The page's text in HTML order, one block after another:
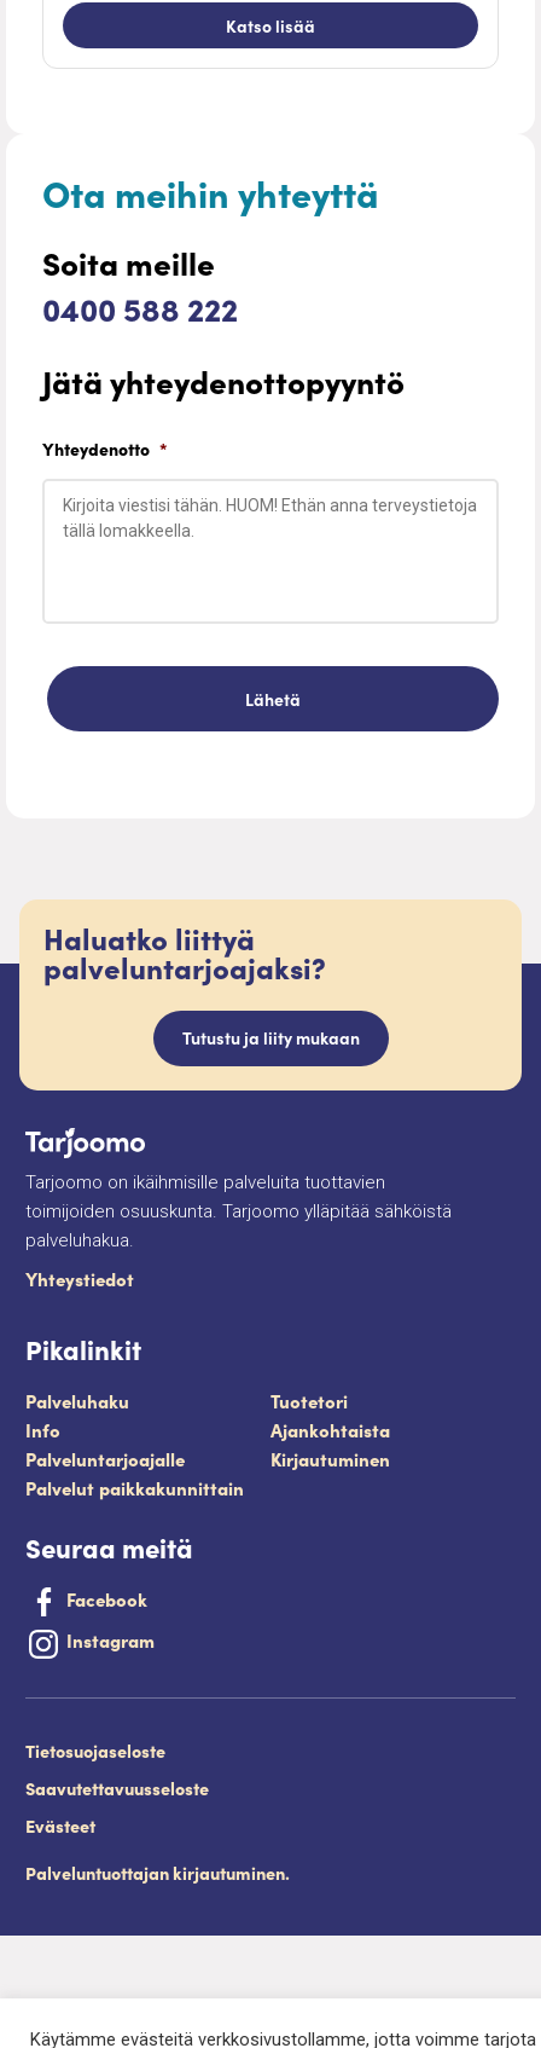
Katso lisää
Ota meihin yhteyttä
Soita meille
0400 588 222
Jätä yhteydenottopyyntö
Yhteydenotto *
Haluatko liittyä
palveluntarjoajaksi?
Tutustu ja liity mukaan
Tarjoomo on ikäihmisille palveluita tuottavien
toimijoiden osuuskunta. Tarjoomo ylläpitää sähköistä
palveluhakua.
Yhteystiedot
Pikalinkit
Palveluhaku
Tuotetori
Info
Ajankohtaista
Palveluntarjoajalle
Kirjautuminen
Palvelut paikkakunnittain
Seuraa meitä
Facebook
Instagram
Tietosuojaseloste
Saavutettavuusseloste
Evästeet
Palveluntuottajan kirjautuminen.
Käytämme evästeitä verkkosivustollamme, jotta voimme tarjota